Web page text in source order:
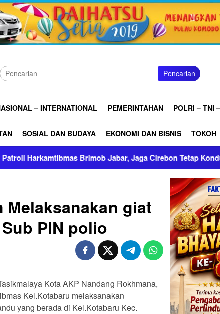
Pencarian
– INTERNATIONAL PEMERINTAHAN POLRI – TNI
SOSIAL DAN BUDAYA EKONOMI DAN BISNIS TOKOH
Brimob Jabar, Jaga Cirebon Tetap Kondusif
giat
PIN polio
Kota AKP Nandang Rokhmana,
Kel.Kotabaru melaksanakan
yang berada di Kel.Kotabaru Kec.